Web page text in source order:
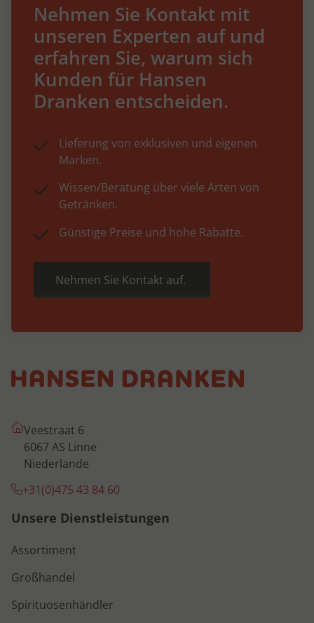
Nehmen Sie Kontakt mit
unseren Experten auf und
erfahren Sie, warum sich
Kunden für Hansen
Dranken entscheiden.
Lieferung von exklusiven und eigenen
Marken.
Wissen/Beratung über viele Arten von
Getränken.
Günstige Preise und hohe Rabatte.
Nehmen Sie Kontakt auf.
Veestraat 6
6067 AS Linne
Niederlande
+31(0)475 43 84 60
Unsere Dienstleistungen
Assortiment
Großhandel
Spirituosenhändler